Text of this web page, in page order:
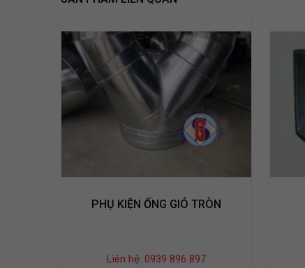
PHỤ KIỆN ỐNG GIÓ TRÒN
Liên hệ: 0939 896 897